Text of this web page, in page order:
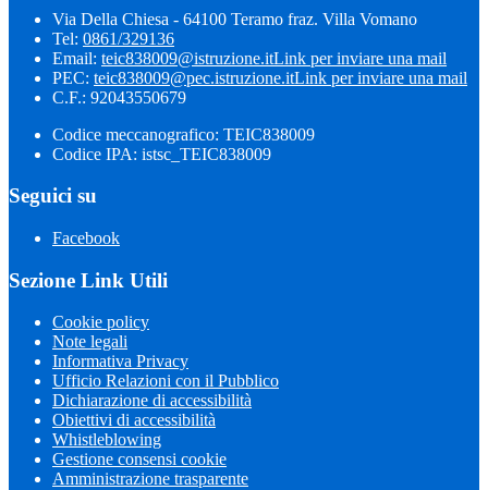
Via Della Chiesa - 64100 Teramo fraz. Villa Vomano
Tel: 0861/329136
Email: teic838009@istruzione.itLink per inviare una mail
PEC: teic838009@pec.​istruzione.itLink per inviare una mail
C.F.: 92043550679
Codice meccanografico: TEIC838009
Codice IPA: istsc_TEIC838009
Seguici su
Facebook
Sezione Link Utili
Cookie policy
Note legali
Informativa Privacy
Ufficio Relazioni con il Pubblico
Dichiarazione di accessibilità
Obiettivi di accessibilità
Whistleblowing
Gestione consensi cookie
Amministrazione trasparente